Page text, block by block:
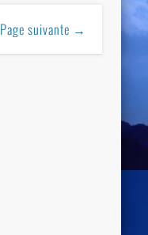
Page suivante →